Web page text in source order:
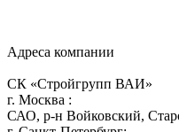
Адреса компании
СК «Стройгрупп ВАИ»
г. Москва :
САО, р-н Войковский,